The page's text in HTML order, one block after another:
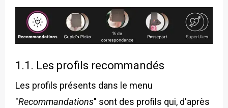
1.1. Les profils recommandés
Les profils présents dans le menu
"Recommandations" sont des profils qui, d'après